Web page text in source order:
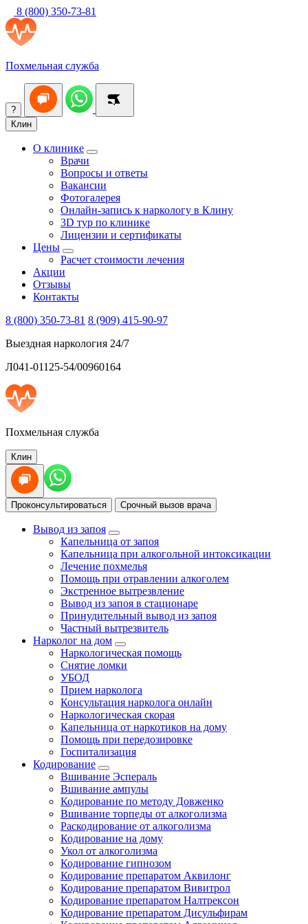
8 (800) 350-73-81
Похмельная служба
?
Клин
О клинике
Врачи
Вопросы и ответы
Вакансии
Фотогалерея
Онлайн-запись к наркологу в Клину
3D тур по клинике
Лицензии и сертификаты
Цены
Расчет стоимости лечения
Акции
Отзывы
Контакты
8 (800) 350-73-81 8 (909) 415-90-97
Выездная наркология 24/7
Л041-01125-54/00960164
Похмельная служба
Клин
Проконсультироваться Срочный вызов врача
Вывод из запоя
Капельница от запоя
Капельница при алкогольной интоксикации
Лечение похмелья
Помощь при отравлении алкоголем
Экстренное вытрезвление
Вывод из запоя в стационаре
Принудительный вывод из запоя
Частный вытрезвитель
Нарколог на дом
Наркологическая помощь
Снятие ломки
УБОД
Прием нарколога
Консультация нарколога онлайн
Наркологическая скорая
Капельница от наркотиков на дому
Помощь при передозировке
Госпитализация
Кодирование
Вшивание Эспераль
Вшивание ампулы
Кодирование по методу Довженко
Вшивание торпеды от алкоголизма
Раскодирование от алкоголизма
Кодирование на дому
Укол от алкоголизма
Кодирование гипнозом
Кодирование препаратом Аквилонг
Кодирование препаратом Вивитрол
Кодирование препаратом Налтрексон
Кодирование препаратом Дисульфирам